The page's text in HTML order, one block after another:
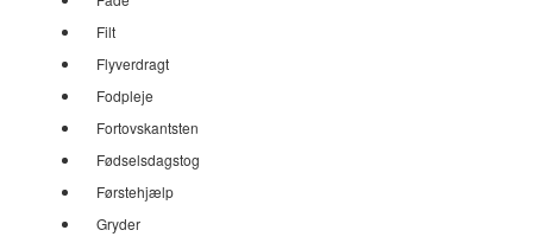
Filt
Flyverdragt
Fodpleje
Fortovskantsten
Fødselsdagstog
Førstehjælp
Gryder